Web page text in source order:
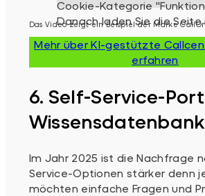
Das Video zeigt ein Beispiel der Marke
Mehr über KI-gestützte
erfahren
6. Self-Service-
Im Jahr 2025 ist die Nachfrage
Service-Optionen stärker denn
möchten einfache Fragen und